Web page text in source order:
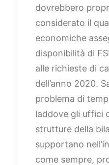
dovrebbero
considerato il
economiche
disponibilità di
alle richieste di
dell’anno 2020.
problema di
laddove gli uffici
strutture della
supportano
come sempre,